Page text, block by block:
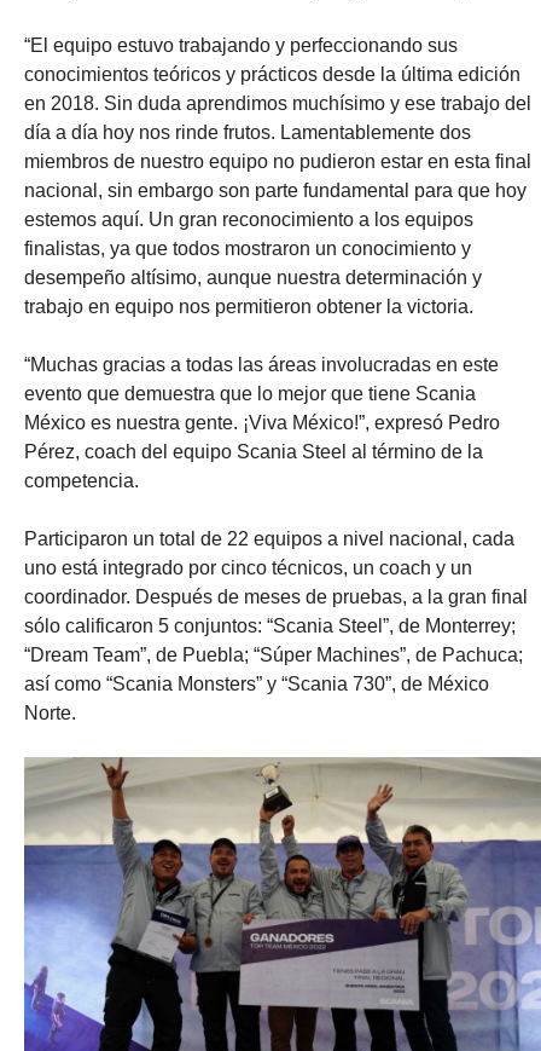
“El equipo estuvo trabajando y perfeccionando sus
conocimientos teóricos y prácticos desde la última edición
en 2018. Sin duda aprendimos muchísimo y ese trabajo del
día a día hoy nos rinde frutos. Lamentablemente dos
miembros de nuestro equipo no pudieron estar en esta final
nacional, sin embargo son parte fundamental para que hoy
estemos aquí. Un gran reconocimiento a los equipos
finalistas, ya que todos mostraron un conocimiento y
desempeño altísimo, aunque nuestra determinación y
trabajo en equipo nos permitieron obtener la victoria.
“Muchas gracias a todas las áreas involucradas en este
evento que demuestra que lo mejor que tiene Scania
México es nuestra gente. ¡Viva México!”, expresó Pedro
Pérez, coach del equipo Scania Steel al término de la
competencia.
Participaron un total de 22 equipos a nivel nacional, cada
uno está integrado por cinco técnicos, un coach y un
coordinador. Después de meses de pruebas, a la gran final
sólo calificaron 5 conjuntos: “Scania Steel”, de Monterrey;
“Dream Team”, de Puebla; “Súper Machines”, de Pachuca;
así como “Scania Monsters” y “Scania 730”, de México
Norte.